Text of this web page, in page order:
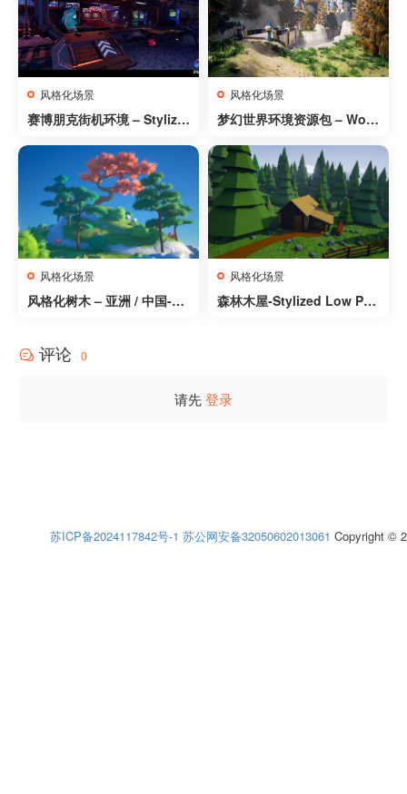
风格化场景
赛博朋克街机环境 – Stylize
风格化场景
梦幻世界环境资源包 – Won
风格化场景
风格化树木 – 亚洲 / 中国-St
风格化场景
森林木屋-Stylized Low Pol
评论 0
请先登录
苏ICP备2024117842号-1 苏公网安备32050602013061 Copyright ©